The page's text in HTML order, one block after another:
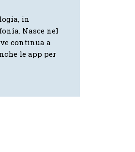
in
Nasce nel
continua a
le app per